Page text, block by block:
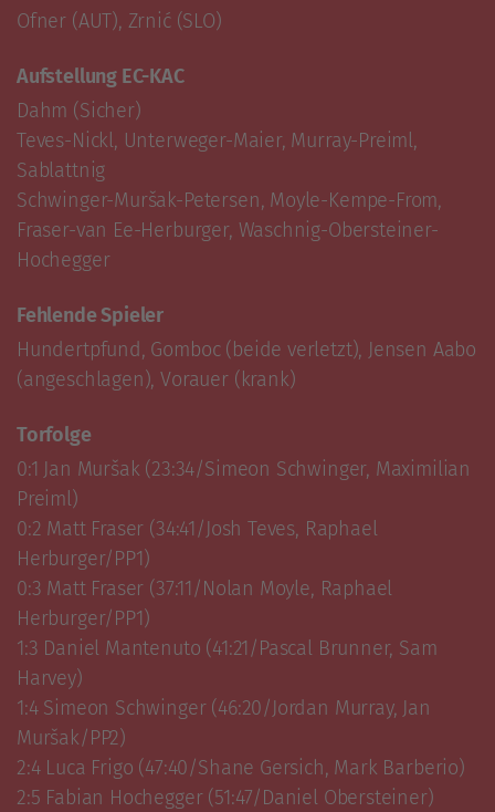
Ofner (AUT), Zrnić (SLO)
Aufstellung EC-KAC
Dahm (Sicher)
Teves-Nickl, Unterweger-Maier, Murray-Preiml,
Sablattnig
Schwinger-Muršak-Petersen, Moyle-Kempe-From,
Fraser-van Ee-Herburger, Waschnig-Obersteiner-
Hochegger
Fehlende Spieler
Hundertpfund, Gomboc (beide verletzt), Jensen Aabo
(angeschlagen), Vorauer (krank)
Torfolge
0:1 Jan Muršak (23:34/Simeon Schwinger, Maximilian
Preiml)
0:2 Matt Fraser (34:41/Josh Teves, Raphael
Herburger/PP1)
0:3 Matt Fraser (37:11/Nolan Moyle, Raphael
Herburger/PP1)
1:3 Daniel Mantenuto (41:21/Pascal Brunner, Sam
Harvey)
1:4 Simeon Schwinger (46:20/Jordan Murray, Jan
Muršak/PP2)
2:4 Luca Frigo (47:40/Shane Gersich, Mark Barberio)
2:5 Fabian Hochegger (51:47/Daniel Obersteiner)